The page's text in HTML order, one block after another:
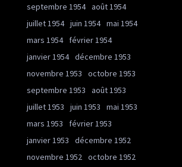
septembre 1954 août 1954
juillet 1954 juin 1954 mai 1954
mars 1954
février 1954
janvier 1954 décembre 1953
novembre 1953
octobre 1953
septembre 1953
août 1953
juillet 1953
juin 1953
mai 1953
mars 1953
février 1953
janvier 1953
décembre 1952
novembre 1952
octobre 1952